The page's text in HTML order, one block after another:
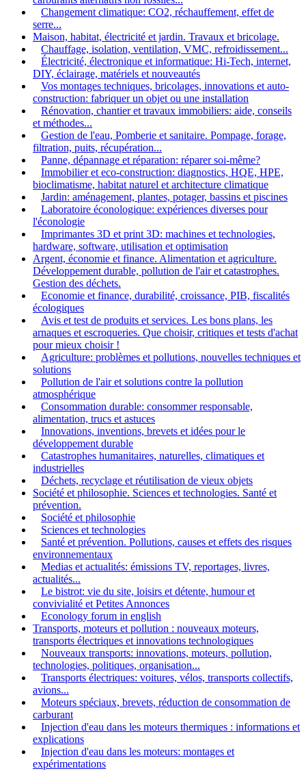
Changement climatique: CO2, réchauffement, effet de
serre...
Maison, habitat, électricité et jardin. Travaux et bricolage.
Chauffage, isolation, ventilation, VMC, refroidissement...
Électricité, électronique et informatique: Hi-Tech, internet,
DIY, éclairage, matériels et nouveautés
Vos montages techniques, bricolages, innovations et auto-
construction: fabriquer un objet ou une installation
Rénovation, chantier et travaux immobiliers: aide, conseils
et méthodes...
Gestion de l'eau, Pomberie et sanitaire. Pompage, forage,
filtration, puits, récupération...
Panne, dépannage et réparation: réparer soi-même?
Immobilier et eco-construction: diagnostics, HQE, HPE,
bioclimatisme, habitat naturel et architecture climatique
Jardin: aménagement, plantes, potager, bassins et piscines
Laboratoire éconologique: expériences diverses pour
l'éconologie
Imprimantes 3D et print 3D: machines et technologies,
hardware, software, utilisation et optimisation
Argent, économie et finance. Alimentation et agriculture.
Développement durable, pollution de l'air et catastrophes.
Gestion des déchets.
Economie et finance, durabilité, croissance, PIB, fiscalités
écologiques
Avis et test de produits et services. Les bons plans, les
arnaques et escroqueries. Que choisir, critiques et tests d'achat
pour mieux choisir !
Agriculture: problèmes et pollutions, nouvelles techniques et
solutions
Pollution de l'air et solutions contre la pollution
atmosphérique
Consommation durable: consommer responsable,
alimentation, trucs et astuces
Innovations, inventions, brevets et idées pour le
développement durable
Catastrophes humanitaires, naturelles, climatiques et
industrielles
Déchets, recyclage et réutilisation de vieux objets
Société et philosophie. Sciences et technologies. Santé et
prévention.
Société et philosophie
Sciences et technologies
Santé et prévention. Pollutions, causes et effets des risques
environnementaux
Medias et actualités: émissions TV, reportages, livres,
actualités...
Le bistrot: vie du site, loisirs et détente, humour et
convivialité et Petites Annonces
Econology forum in english
Transports, moteurs et pollution : nouveaux moteurs,
transports électriques et innovations technologiques
Nouveaux transports: innovations, moteurs, pollution,
technologies, politiques, organisation...
Transports électriques: voitures, vélos, transports collectifs,
avions...
Moteurs spéciaux, brevets, réduction de consommation de
carburant
Injection d'eau dans les moteurs thermiques : informations et
explications
Injection d'eau dans les moteurs: montages et
expérimentations